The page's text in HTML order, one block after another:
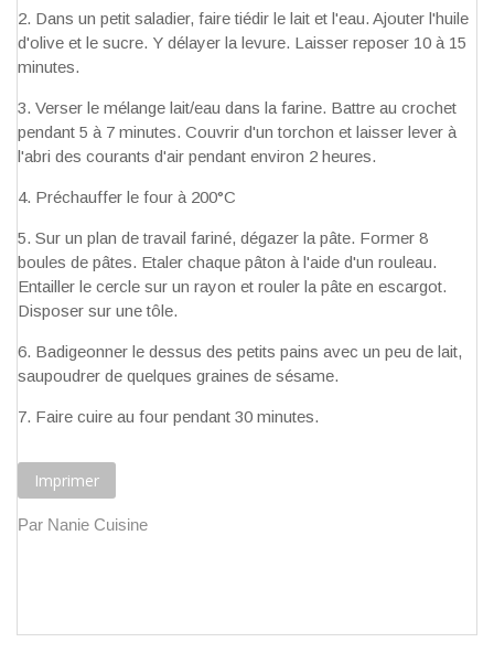
Dans un petit saladier, faire tiédir le lait et l'eau. Ajouter l'huile
d'olive et le sucre. Y délayer la levure. Laisser reposer 10 à 15
minutes.
Verser le mélange lait/eau dans la farine. Battre au crochet
pendant 5 à 7 minutes. Couvrir d'un torchon et laisser lever à
l'abri des courants d'air pendant environ 2 heures.
Préchauffer le four à 200°C
Sur un plan de travail fariné, dégazer la pâte. Former 8
boules de pâtes. Etaler chaque pâton à l'aide d'un rouleau.
Entailler le cercle sur un rayon et rouler la pâte en escargot.
Disposer sur une tôle.
Badigeonner le dessus des petits pains avec un peu de lait,
saupoudrer de quelques graines de sésame.
Faire cuire au four pendant 30 minutes.
Imprimer
Par Nanie Cuisine